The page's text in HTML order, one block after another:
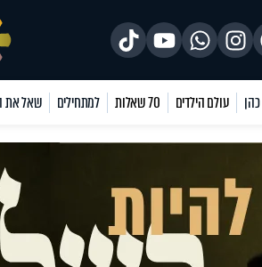
עולם הילדים 70 שאלות למתחילים שאל את